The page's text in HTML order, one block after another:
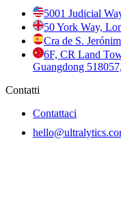
5001 Judicial
50 York Way,
Cra de S.
6F, CR Land
Guangdong
Contatti
Contattaci